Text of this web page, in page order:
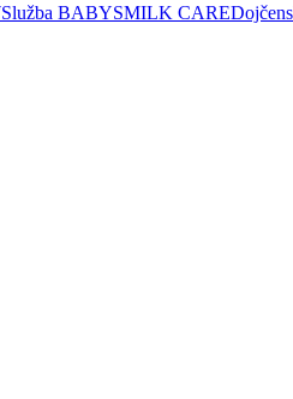
Služba BABYSMILK CARE